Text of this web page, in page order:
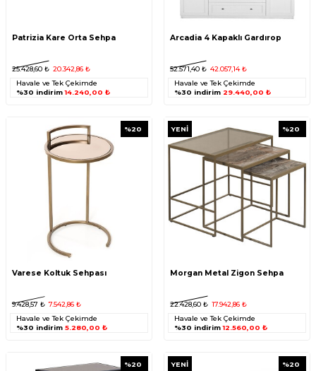
Patrizia Kare Orta Sehpa
25.428,60 ₺ 20.342,86 ₺
Havale ve Tek Çekimde
%30 indirim 14.240,00 ₺
Arcadia 4 Kapaklı Gardırop
52.571,40 ₺ 42.057,14₺
Havale ve Tek Çekimde
%30 indirim 29.440,00 ₺
%20
Varese Koltuk Sehpası
9.428,57 ₺ 7.542,86 ₺
Havale ve Tek Çekimde
%30 indirim 5.280,00 ₺
%20
YENI
Morgan Metal Zigon Sehpa
22.428,60 ₺ 17.942,86 ₺
Havale ve Tek Çekimde
%30 indirim 12.560,00 ₺
%20 %20
YENI